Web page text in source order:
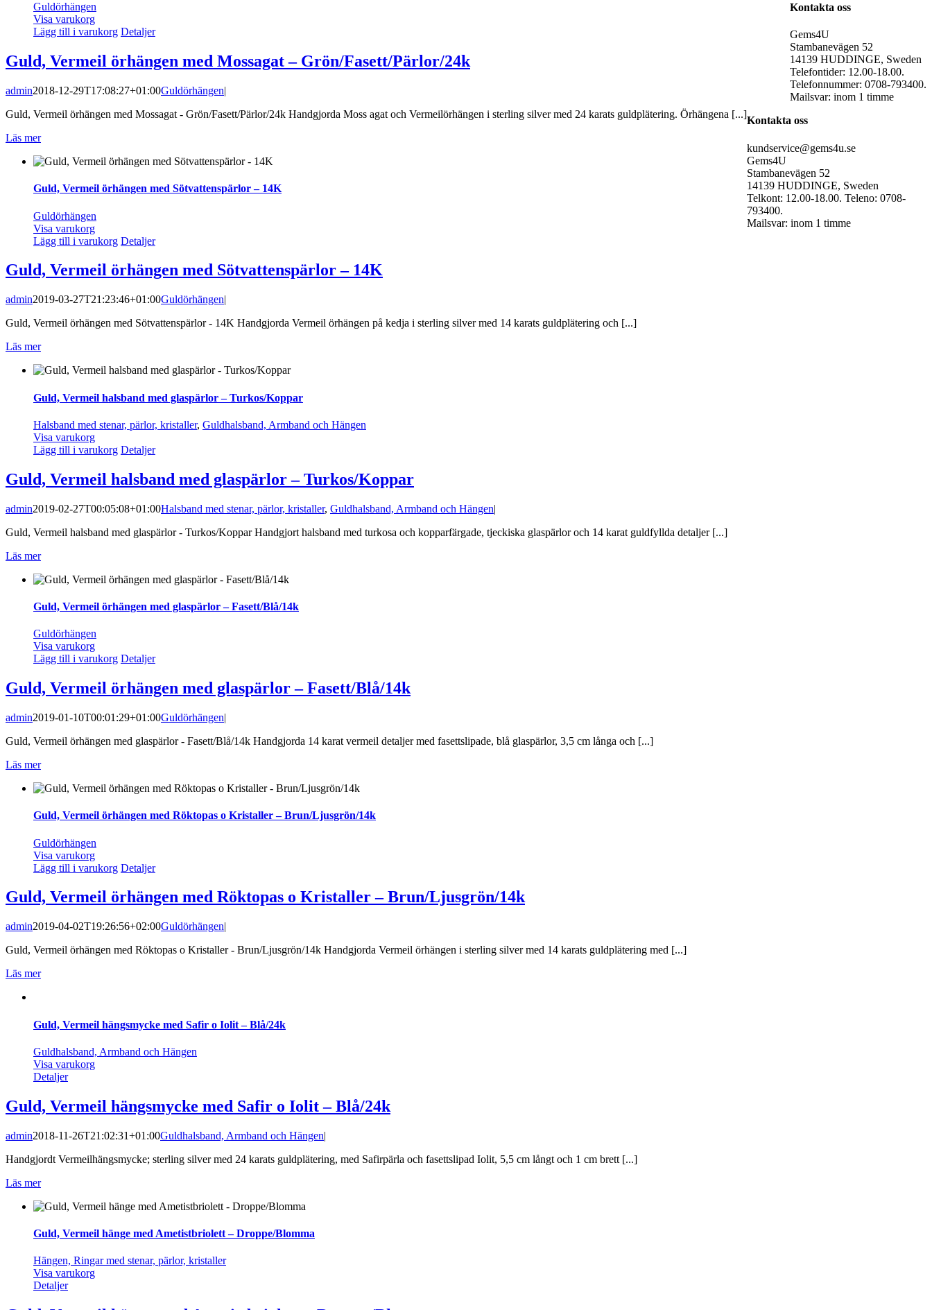
Guldörhängen
Visa varukorg
Lägg till i varukorg Detaljer
Guld, Vermeil örhängen med Mossagat – Grön/Fasett/Pärlor/24k
admin2018-12-29T17:08:27+01:00Guldörhängen|
Guld, Vermeil örhängen med Mossagat - Grön/Fasett/Pärlor/24k Handgjorda Moss agat och Vermeilörhängen i sterling silver med 24 karats guldplätering. Örhängena [...]
Läs mer
Guld, Vermeil örhängen med Sötvattenspärlor – 14K
Guldörhängen
Visa varukorg
Lägg till i varukorg Detaljer
Guld, Vermeil örhängen med Sötvattenspärlor – 14K
admin2019-03-27T21:23:46+01:00Guldörhängen|
Guld, Vermeil örhängen med Sötvattenspärlor - 14K Handgjorda Vermeil örhängen på kedja i sterling silver med 14 karats guldplätering och [...]
Läs mer
Guld, Vermeil halsband med glaspärlor – Turkos/Koppar
Halsband med stenar, pärlor, kristaller, Guldhalsband, Armband och Hängen
Visa varukorg
Lägg till i varukorg Detaljer
Guld, Vermeil halsband med glaspärlor – Turkos/Koppar
admin2019-02-27T00:05:08+01:00Halsband med stenar, pärlor, kristaller, Guldhalsband, Armband och Hängen|
Guld, Vermeil halsband med glaspärlor - Turkos/Koppar Handgjort halsband med turkosa och kopparfärgade, tjeckiska glaspärlor och 14 karat guldfyllda detaljer [...]
Läs mer
Guld, Vermeil örhängen med glaspärlor – Fasett/Blå/14k
Guldörhängen
Visa varukorg
Lägg till i varukorg Detaljer
Guld, Vermeil örhängen med glaspärlor – Fasett/Blå/14k
admin2019-01-10T00:01:29+01:00Guldörhängen|
Guld, Vermeil örhängen med glaspärlor - Fasett/Blå/14k Handgjorda 14 karat vermeil detaljer med fasettslipade, blå glaspärlor, 3,5 cm långa och [...]
Läs mer
Guld, Vermeil örhängen med Röktopas o Kristaller – Brun/Ljusgrön/14k
Guldörhängen
Visa varukorg
Lägg till i varukorg Detaljer
Guld, Vermeil örhängen med Röktopas o Kristaller – Brun/Ljusgrön/14k
admin2019-04-02T19:26:56+02:00Guldörhängen|
Guld, Vermeil örhängen med Röktopas o Kristaller - Brun/Ljusgrön/14k Handgjorda Vermeil örhängen i sterling silver med 14 karats guldplätering med [...]
Läs mer
Guld, Vermeil hängsmycke med Safir o Iolit – Blå/24k
Guldhalsband, Armband och Hängen
Visa varukorg
Detaljer
Guld, Vermeil hängsmycke med Safir o Iolit – Blå/24k
admin2018-11-26T21:02:31+01:00Guldhalsband, Armband och Hängen|
Handgjordt Vermeilhängsmycke; sterling silver med 24 karats guldplätering, med Safirpärla och fasettslipad Iolit, 5,5 cm långt och 1 cm brett [...]
Läs mer
Guld, Vermeil hänge med Ametistbriolett – Droppe/Blomma
Hängen, Ringar med stenar, pärlor, kristaller
Visa varukorg
Detaljer
Kontakta oss
Gems4U
Stambanevägen 52
14139 HUDDINGE, Sweden
Telefontider: 12.00-18.00.
Telefonnummer: 0708-793400.
Mailsvar: inom 1 timme
Kontakta oss
kundservice@gems4u.se
Gems4U
Stambanevägen 52
14139 HUDDINGE, Sweden
Telkont: 12.00-18.00. Teleno: 0708-
793400.
Mailsvar: inom 1 timme